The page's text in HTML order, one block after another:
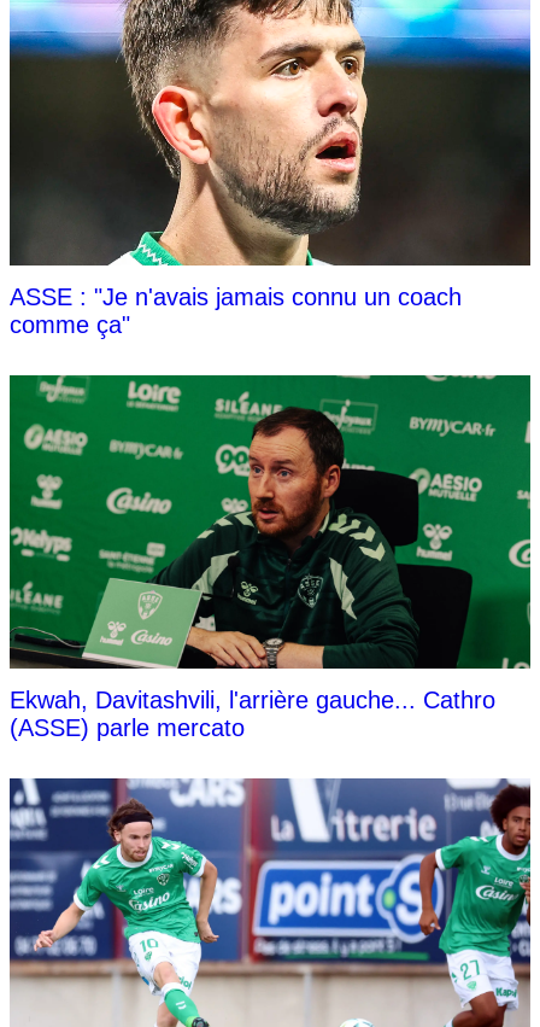
ASSE : "Je n'avais jamais connu un coach
comme ça"
Ekwah, Davitashvili, l'arrière gauche... Cathro
(ASSE) parle mercato